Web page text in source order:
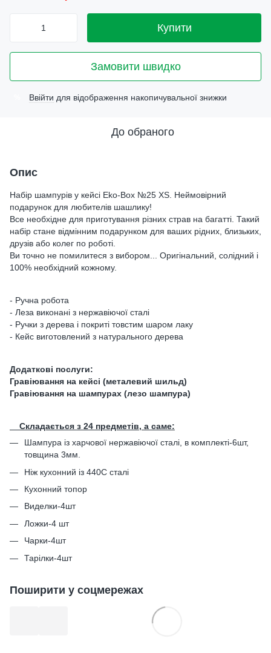
Купити
Замовити швидко
Ввійти для відображення накопичувальної знижки
До обраного
Опис
Набір шампурів у кейсі Eko-Box №25 XS. Неймовірний
подарунок для любителів шашлику!
Все необхідне для приготування різних страв на багатті. Такий
набір стане відмінним подарунком для ваших рідних, близьких,
друзів або колег по роботі.
Ви точно не помилитеся з вибором... Оригінальний, солідний і
100% необхідний кожному.
- Ручна робота
- Леза виконані з нержавіючої сталі
- Ручки з дерева і покриті товстим шаром лаку
- Кейс виготовлений з натурального дерева
Додаткові послуги:
Гравіювання на кейсі (металевий шильд)
Гравіювання на шампурах (лезо шампура)
Складається з 24 предметів, а саме:
Шампура із харчової нержавіючої сталі, в комплекті-6шт,
товщина 3мм.
Ніж кухонний із 440С сталі
Кухонний топор
Виделки-4шт
Ложки-4 шт
Чарки-4шт
Тарілки-4шт
Поширити у соцмережах